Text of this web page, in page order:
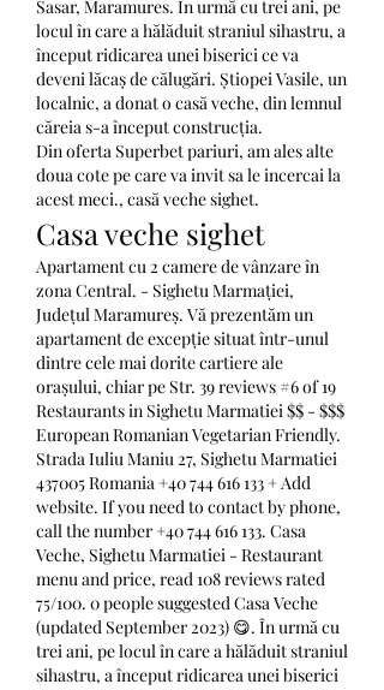
Sasar, Maramures. În urmă cu trei ani, pe
locul în care a hălăduit straniul sihastru, a
început ridicarea unei biserici ce va
deveni lăcaș de călugări. Știopei Vasile, un
localnic, a donat o casă veche, din lemnul
căreia s-a început construcția.
Din oferta Superbet pariuri, am ales alte
doua cote pe care va invit sa le incercai la
acest meci., casă veche sighet.
Casa veche sighet
Apartament cu 2 camere de vânzare în
zona Central. - Sighetu Marmației,
Județul Maramureș. Vă prezentăm un
apartament de excepție situat într-unul
dintre cele mai dorite cartiere ale
orașului, chiar pe Str. 39 reviews #6 of 19
Restaurants in Sighetu Marmatiei $$ - $$$
European Romanian Vegetarian Friendly.
Strada Iuliu Maniu 27, Sighetu Marmatiei
437005 Romania +40 744 616 133 + Add
website. If you need to contact by phone,
call the number +40 744 616 133. Casa
Veche, Sighetu Marmatiei - Restaurant
menu and price, read 108 reviews rated
75/100. 0 people suggested Casa Veche
(updated September 2023) 😋. În urmă cu
trei ani, pe locul în care a hălăduit straniul
sihastru, a început ridicarea unei biserici